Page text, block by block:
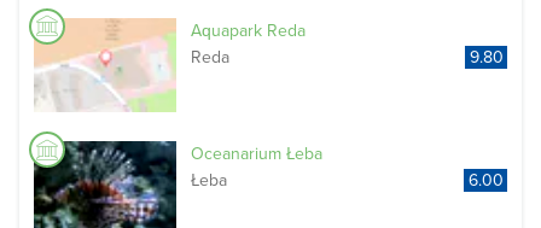
Aquapark Reda
Reda
9.80
Oceanarium Łeba
Łeba
6.00